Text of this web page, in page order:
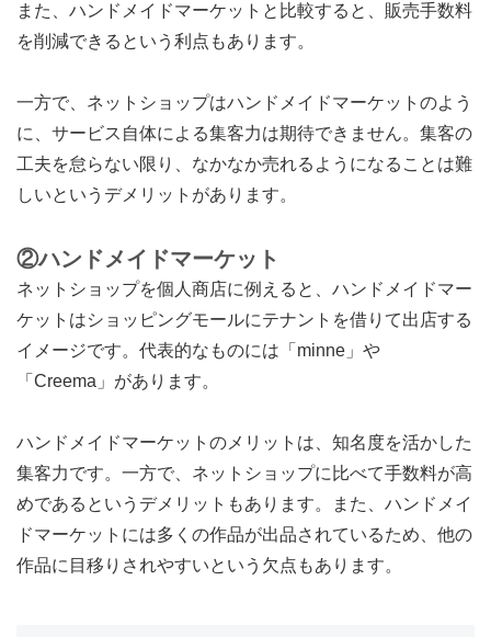
また、ハンドメイドマーケットと比較すると、販売手数料
を削減できるという利点もあります。
一方で、ネットショップはハンドメイドマーケットのよう
に、サービス自体による集客力は期待できません。集客の
工夫を怠らない限り、なかなか売れるようになることは難
しいというデメリットがあります。
②ハンドメイドマーケット
ネットショップを個人商店に例えると、ハンドメイドマー
ケットはショッピングモールにテナントを借りて出店する
イメージです。代表的なものには「minne」や
「Creema」があります。
ハンドメイドマーケットのメリットは、知名度を活かした
集客力です。一方で、ネットショップに比べて手数料が高
めであるというデメリットもあります。また、ハンドメイ
ドマーケットには多くの作品が出品されているため、他の
作品に目移りされやすいという欠点もあります。